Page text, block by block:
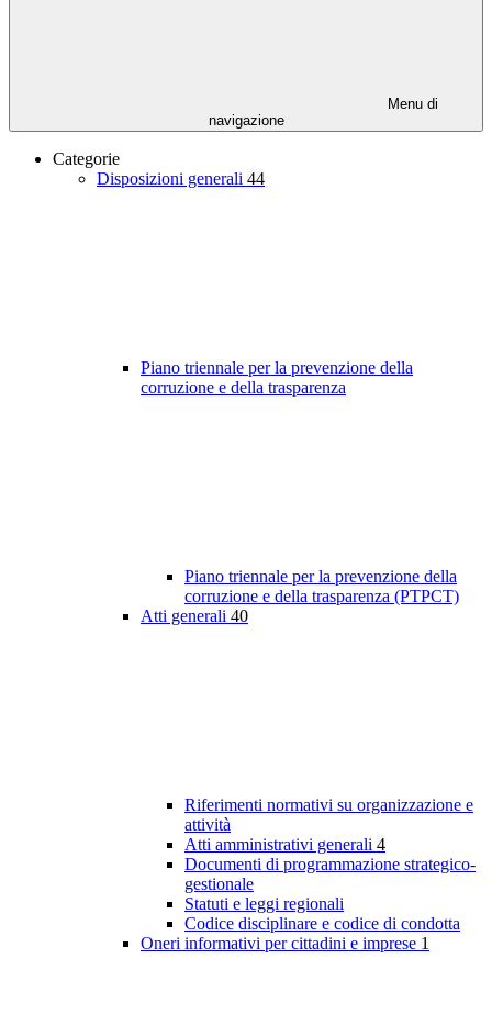
Menu di
navigazione
Categorie
Disposizioni generali 44
Piano triennale per la prevenzione della
corruzione e della trasparenza
Piano triennale per la prevenzione della
corruzione e della trasparenza (PTPCT)
Atti generali 40
Riferimenti normativi su organizzazione e
attività
Atti amministrativi generali 4
Documenti di programmazione strategico-
gestionale
Statuti e leggi regionali
Codice disciplinare e codice di condotta
Oneri informativi per cittadini e imprese 1